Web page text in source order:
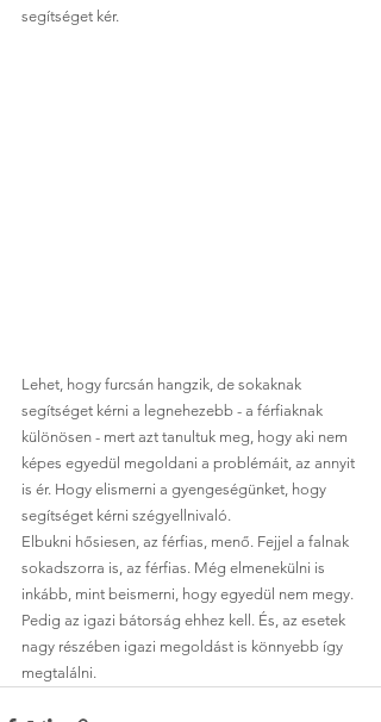
segítséget kér.
Lehet, hogy furcsán hangzik, de sokaknak
segítséget kérni a legnehezebb - a férfiaknak
különösen - mert azt tanultuk meg, hogy aki nem
képes egyedül megoldani a problémáit, az annyit
is ér. Hogy elismerni a gyengeségünket, hogy
segítséget kérni szégyellnivaló.
Elbukni hősiesen, az férfias, menő. Fejjel a falnak
sokadszorra is, az férfias. Még elmenekülni is
inkább, mint beismerni, hogy egyedül nem megy.
Pedig az igazi bátorság ehhez kell. És, az esetek
nagy részében igazi megoldást is könnyebb így
megtalálni.